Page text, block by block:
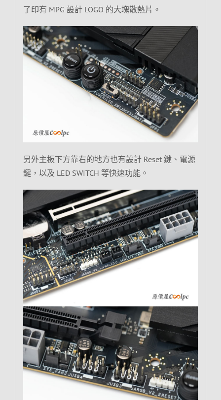
了印有 MPG 設計 LOGO 的大塊散熱片。
另外主板下方靠右的地方也有設計 Reset 鍵、電源
鍵，以及 LED SWITCH 等快速功能。